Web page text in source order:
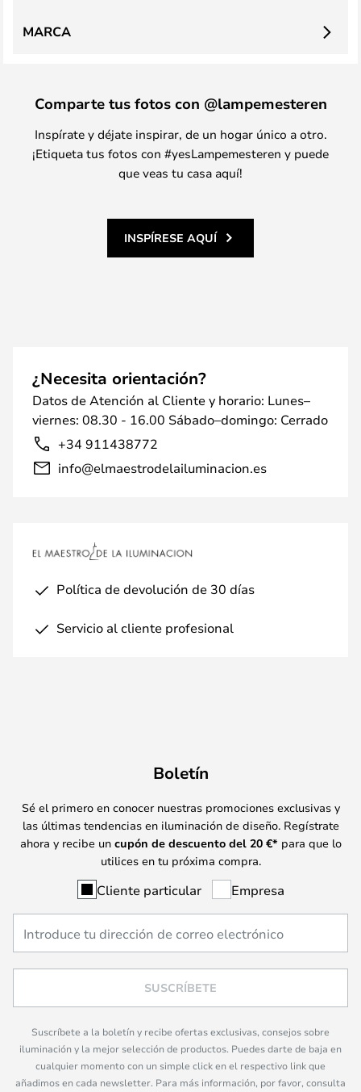
MARCA
Comparte tus fotos con @lampemesteren
Inspírate y déjate inspirar, de un hogar único a otro.
¡Etiqueta tus fotos con #yesLampemesteren y puede
que veas tu casa aquí!
INSPÍRESE AQUÍ
¿Necesita orientación?
Datos de Atención al Cliente y horario: Lunes–
viernes: 08.30 - 16.00 Sábado–domingo: Cerrado
+34 911438772
info@elmaestrodelailuminacion.es
Política de devolución de 30 días
Servicio al cliente profesional
Boletín
Sé el primero en conocer nuestras promociones exclusivas y
las últimas tendencias en iluminación de diseño. Regístrate
ahora y recibe un cupón de descuento del 20 €* para que lo
utilices en tu próxima compra.
Cliente particular Empresa
SUSCRÍBETE
Suscríbete a la boletín y recibe ofertas exclusivas, consejos sobre
iluminación y la mejor selección de productos. Puedes darte de baja en
cualquier momento con un simple click en el respectivo link que
añadimos en cada newsletter. Para más información, por favor, consulta